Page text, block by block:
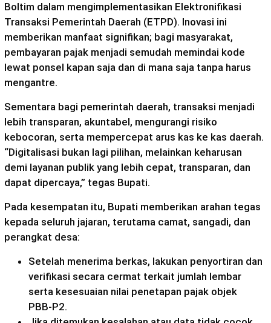
Boltim dalam mengimplementasikan Elektronifikasi
Transaksi Pemerintah Daerah (ETPD). Inovasi ini
memberikan manfaat signifikan; bagi masyarakat,
pembayaran pajak menjadi semudah memindai kode
lewat ponsel kapan saja dan di mana saja tanpa harus
mengantre.
Sementara bagi pemerintah daerah, transaksi menjadi
lebih transparan, akuntabel, mengurangi risiko
kebocoran, serta mempercepat arus kas ke kas daerah.
“Digitalisasi bukan lagi pilihan, melainkan keharusan
demi layanan publik yang lebih cepat, transparan, dan
dapat dipercaya,” tegas Bupati.
Pada kesempatan itu, Bupati memberikan arahan tegas
kepada seluruh jajaran, terutama camat, sangadi, dan
perangkat desa:
Setelah menerima berkas, lakukan penyortiran dan
verifikasi secara cermat terkait jumlah lembar
serta kesesuaian nilai penetapan pajak objek
PBB‑P2.